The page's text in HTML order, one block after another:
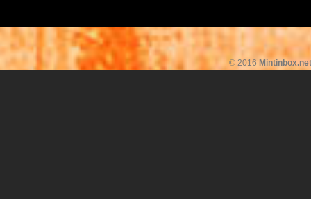
© 2016 Mintinbox.net